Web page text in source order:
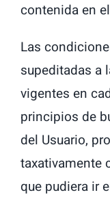
contenida en
Las
supeditadas a
vigentes en
principios de
del Usuario,
taxativamente
que pudiera ir